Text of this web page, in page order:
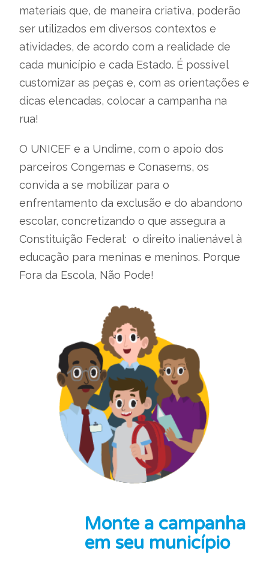
materiais que, de maneira criativa, poderão
ser utilizados em diversos contextos e
atividades, de acordo com a realidade de
cada município e cada Estado. É possível
customizar as peças e, com as orientações e
dicas elencadas, colocar a campanha na
rua!
O UNICEF e a Undime, com o apoio dos
parceiros Congemas e Conasems, os
convida a se mobilizar para o
enfrentamento da exclusão e do abandono
escolar, concretizando o que assegura a
Constituição Federal: o direito inalienável à
educação para meninas e meninos. Porque
Fora da Escola, Não Pode!
Monte a campanha
em seu município